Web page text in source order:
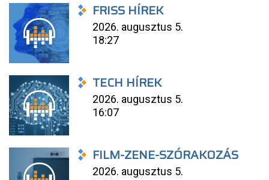
FRISS HÍREK
2026. augusztus 5.
18:27
TECH HÍREK
2026. augusztus 5.
16:07
FILM-ZENE-SZÓRAKOZÁS
2026. augusztus 5.